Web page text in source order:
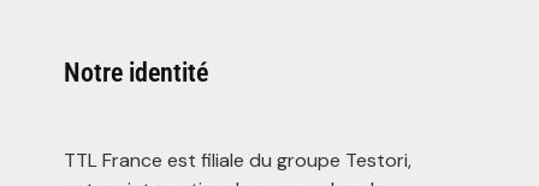
Notre identité
TTL France est filiale du groupe Testori,